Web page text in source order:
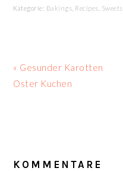
Kategorie: Bakings Recipes Sweets
Vorheriger
Beitrag:
« Gesunder Karotten
Oster Kuchen
INTERAKTIONEN
KOMMENTARE